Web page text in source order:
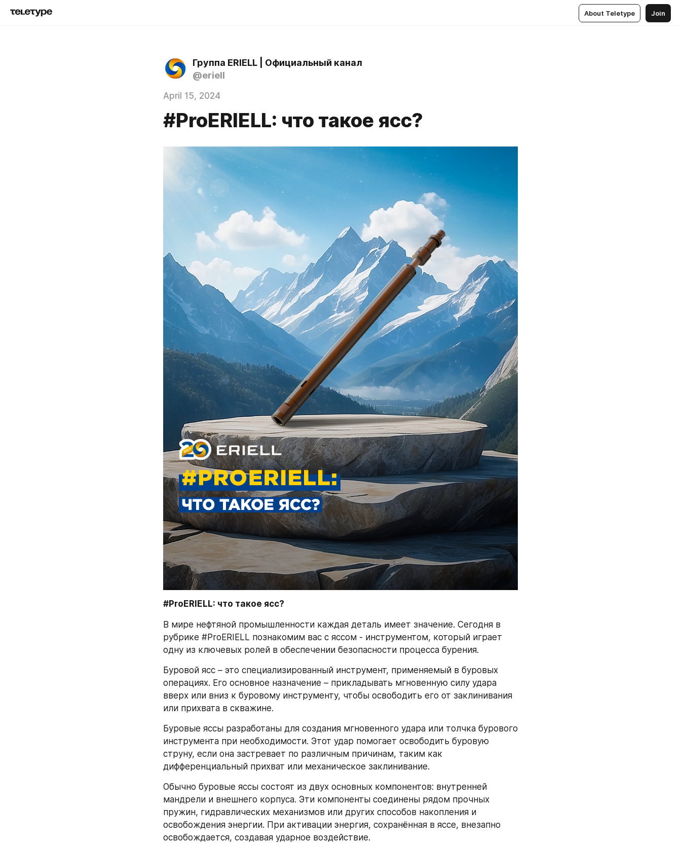
About Teletype Join
Группа ERIELL | Официальный канал
@eriell
April 15, 2024
#ProERIELL: что такое ясс?
#ProERIELL: что такое ясс?
В мире нефтяной промышленности каждая деталь имеет значение. Сегодня в
рубрике #ProERIELL познакомим вас с яссом - инструментом, который играет
одну из ключевых ролей в обеспечении безопасности процесса бурения.
Буровой ясс – это специализированный инструмент, применяемый в буровых
операциях. Его основное назначение – прикладывать мгновенную силу удара
вверх или вниз к буровому инструменту, чтобы освободить его от заклинивания
или прихвата в скважине.
Буровые яссы разработаны для создания мгновенного удара или толчка бурового
инструмента при необходимости. Этот удар помогает освободить буровую
струну, если она застревает по различным причинам, таким как
дифференциальный прихват или механическое заклинивание.
Обычно буровые яссы состоят из двух основных компонентов: внутренней
мандрели и внешнего корпуса. Эти компоненты соединены рядом прочных
пружин, гидравлических механизмов или других способов накопления и
освобождения энергии. При активации энергия, сохранённая в яссе, внезапно
освобождается, создавая ударное воздействие.